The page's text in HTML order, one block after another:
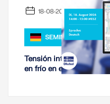
Herramienta de
El servicio en línea de
zonas para la
18-08-2026
SEMINARIO WEB
Tensión interna en la
en frío en el proceso de